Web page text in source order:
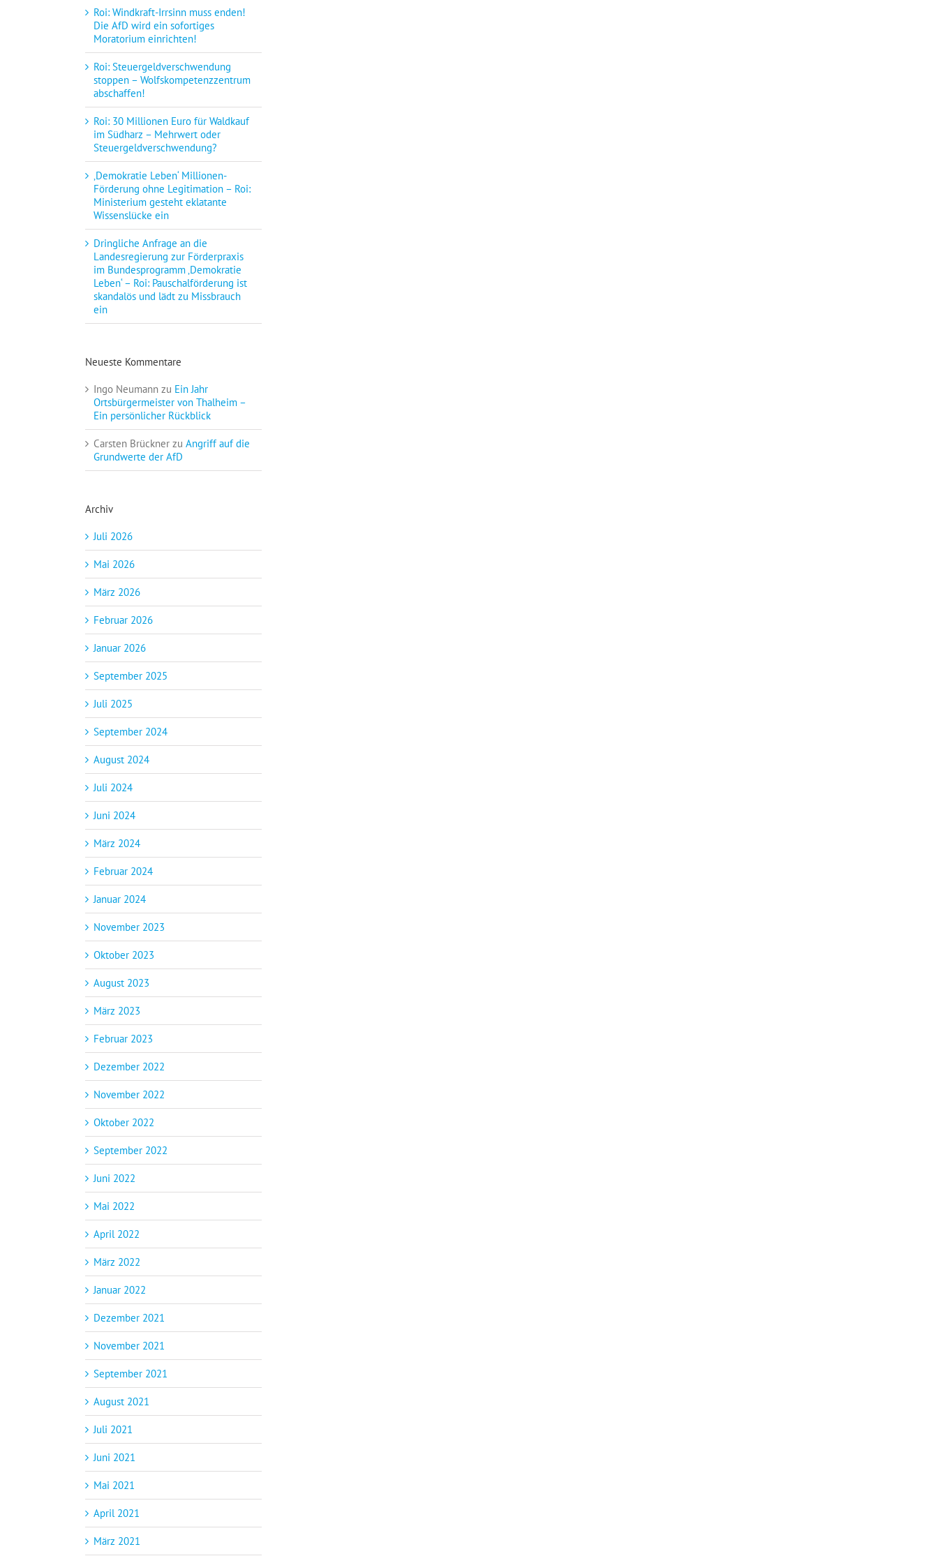
Roi: Windkraft-Irrsinn muss enden!
Die AfD wird ein sofortiges
Moratorium einrichten!
Roi: Steuergeldverschwendung
stoppen – Wolfskompetenzzentrum
abschaffen!
Roi: 30 Millionen Euro für Waldkauf
im Südharz – Mehrwert oder
Steuergeldverschwendung?
‚Demokratie Leben‘ Millionen-
Förderung ohne Legitimation – Roi:
Ministerium gesteht eklatante
Wissenslücke ein
Dringliche Anfrage an die
Landesregierung zur Förderpraxis
im Bundesprogramm ‚Demokratie
Leben‘ – Roi: Pauschalförderung ist
skandalös und lädt zu Missbrauch
ein
Neueste Kommentare
Ingo Neumann zu Ein Jahr
Ortsbürgermeister von Thalheim –
Ein persönlicher Rückblick
Carsten Brückner zu Angriff auf die
Grundwerte der AfD
Archiv
Juli 2026
Mai 2026
März 2026
Februar 2026
Januar 2026
September 2025
Juli 2025
September 2024
August 2024
Juli 2024
Juni 2024
März 2024
Februar 2024
Januar 2024
November 2023
Oktober 2023
August 2023
März 2023
Februar 2023
Dezember 2022
November 2022
Oktober 2022
September 2022
Juni 2022
Mai 2022
April 2022
März 2022
Januar 2022
Dezember 2021
November 2021
September 2021
August 2021
Juli 2021
Juni 2021
Mai 2021
April 2021
März 2021